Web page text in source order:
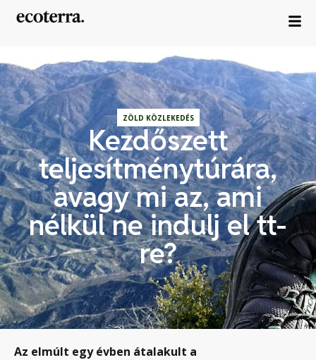
ZÖLD KÖZLEKEDÉS
Kezdőszett
teljesítménytúrára,
avagy mi az, ami
nélkül ne indulj el tt-
re?
Az elmúlt egy évben átalakult a